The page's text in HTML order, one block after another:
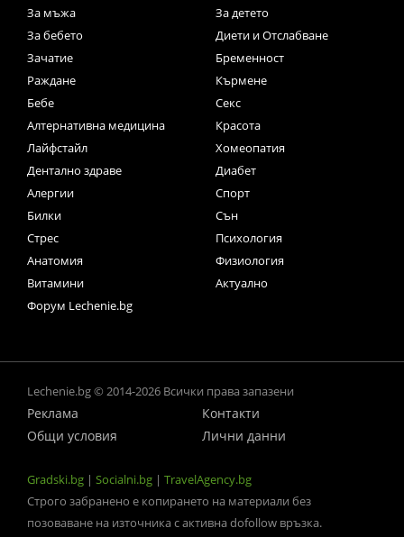
За мъжа
За детето
За бебето
Диети и Отслабване
Зачатие
Бременност
Раждане
Кърмене
Бебе
Секс
Алтернативна медицина
Красота
Лайфстайл
Хомеопатия
Дентално здраве
Диабет
Алергии
Спорт
Билки
Сън
Стрес
Психология
Анатомия
Физиология
Витамини
Актуално
Форум Lechenie.bg
Lechenie.bg © 2014-2026 Всички права запазени
Реклама
Контакти
Общи условия
Лични данни
Gradski.bg | Socialni.bg | TravelAgency.bg
Строго забранено е копирането на материали без
позоваване на източника с активна dofollow връзка.